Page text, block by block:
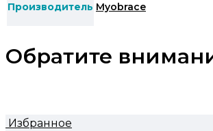
Производитель Myobrace
Обратите
Избранное